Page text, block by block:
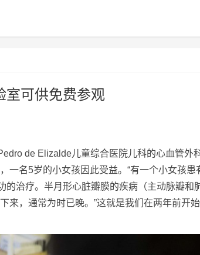
室可供免费参观
de Elizalde儿童综合医院儿科的心血管外
一名5岁的小女孩因此受益。“有一个小女孩患
的治疗。半月形心脏瓣膜的疾病（主动脉瓣和
来，通常为时已晚。”这就是我们在两年前开